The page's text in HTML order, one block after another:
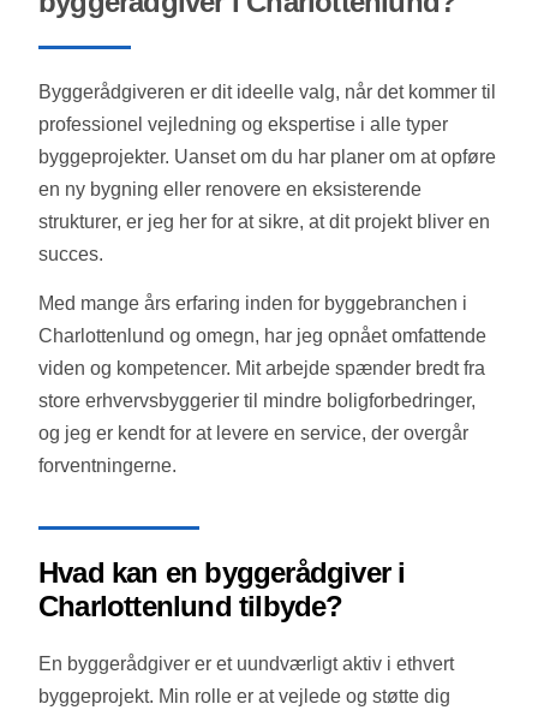
Byggerådgiveren er dit ideelle valg, når det kommer til
professionel vejledning og ekspertise i alle typer
byggeprojekter. Uanset om du har planer om at opføre
en ny bygning eller renovere en eksisterende
strukturer, er jeg her for at sikre, at dit projekt bliver en
succes.
Med mange års erfaring inden for byggebranchen i
Charlottenlund og omegn, har jeg opnået omfattende
viden og kompetencer. Mit arbejde spænder bredt fra
store erhvervsbyggerier til mindre boligforbedringer,
og jeg er kendt for at levere en service, der overgår
forventningerne.
Hvad kan en byggerådgiver i
Charlottenlund tilbyde?
En byggerådgiver er et uundværligt aktiv i ethvert
byggeprojekt. Min rolle er at vejlede og støtte dig